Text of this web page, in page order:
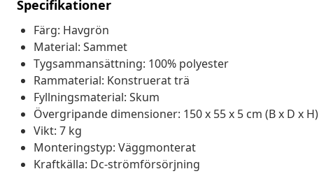
Specifikationer
Färg: Havgrön
Material: Sammet
Tygsammansättning: 100% polyester
Rammaterial: Konstruerat trä
Fyllningsmaterial: Skum
Övergripande dimensioner: 150 x 55 x 5 cm (B x D x H)
Vikt: 7 kg
Monteringstyp: Väggmonterat
Kraftkälla: Dc-strömförsörjning